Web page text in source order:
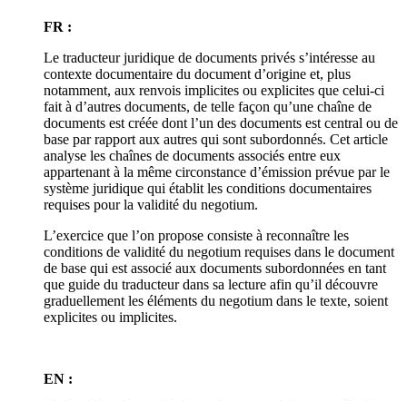
FR :
Le traducteur juridique de documents privés s’intéresse au
contexte documentaire du document d’origine et, plus
notamment, aux renvois implicites ou explicites que celui-ci
fait à d’autres documents, de telle façon qu’une chaîne de
documents est créée dont l’un des documents est central ou de
base par rapport aux autres qui sont subordonnés. Cet article
analyse les chaînes de documents associés entre eux
appartenant à la même circonstance d’émission prévue par le
système juridique qui établit les conditions documentaires
requises pour la validité du negotium.
L’exercice que l’on propose consiste à reconnaître les
conditions de validité du negotium requises dans le document
de base qui est associé aux documents subordonnées en tant
que guide du traducteur dans sa lecture afin qu’il découvre
graduellement les éléments du negotium dans le texte, soient
explicites ou implicites.
EN :